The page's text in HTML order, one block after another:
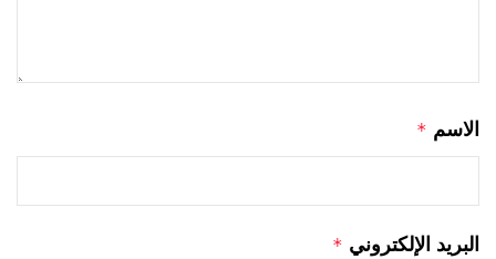
الاسم *
البريد الإلكتروني *